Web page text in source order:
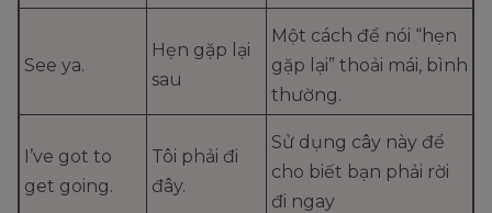
See ya.
Hẹn gặp lại
sau
Một cách để nói “hẹn
gặp lại” thoải mái, bình
thường.
I’ve got to
get going.
Tôi phải đi
đây.
Sử dụng cây này để
cho biết bạn phải rời
đi ngay